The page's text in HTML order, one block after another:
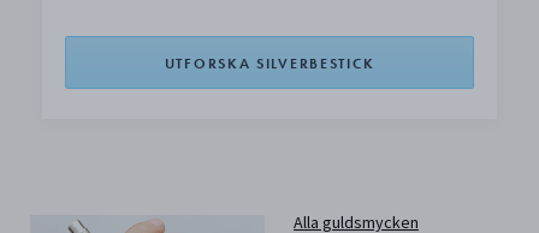
UTFORSKA SILVERBESTICK
Alla guldsmycken